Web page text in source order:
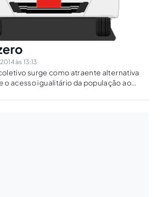
às 13:13
surge como atraente alternativa
o acesso igualitário da população ao